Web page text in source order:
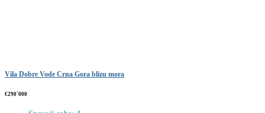
Vila Dobre Vode Crna Gora blizu mora
€290`000